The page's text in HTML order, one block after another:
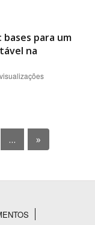
bases para um
na
… »